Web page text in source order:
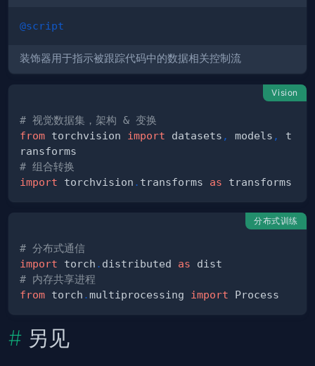
@script
装饰器用于指示被跟踪代码中的数据相关控制流
Vision
# 视觉数据集，架构 & 变换
from torchvision import datasets , models ,
t
# 组合转换
import torchvision . transforms as
分布式训练
# 分布式通信
import torch . distributed as
# 内存共享进程
from torch .multiprocessing import
另见